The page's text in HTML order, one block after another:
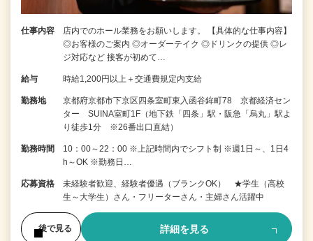
仕事内容
店内でのホール業務をお願いします。 【具体的な仕事内容】
◎お客様のご案内 ◎オーダーテイク ◎ドリンクの提供 ◎レ
ジ対応など 接客が初めて…
給与 時給1,200円以上＋交通費規定内支給
勤務地
京都府京都市下京区四条室町東入函谷鉾町78 京都経済セン
ター SUINA室町1F（地下鉄「四条」駅・阪急「烏丸」駅よ
り徒歩1分 ※26番出口直結）
勤務時間
10：00～22：00 ※上記時間内でシフト制 ※週1日～、1日4
h～OK ※勤務日…
応募資格
未経験者歓迎、経験者優遇（ブランクOK） ★学生（高校
生～大学生）さん・フリーターさん・主婦さん活躍中
後で見る 詳細を見る